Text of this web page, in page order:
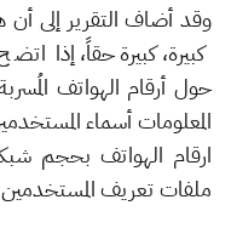
وقد أضاف التقرير إلى
كبيرة، كبيرة حقاً، إذا
حول أرقام الهواتف
المعلومات أسماء
ارقام الهواتف بحجم
ملفات تعريف